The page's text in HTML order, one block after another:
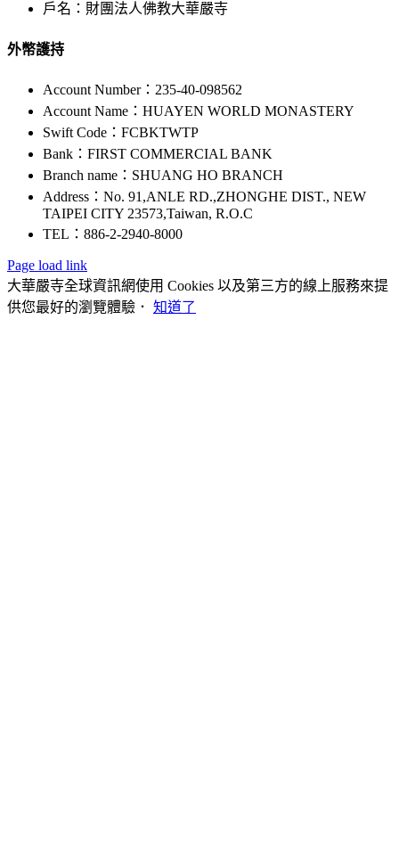
戶名：財團法人佛教大華嚴寺
外幣護持
Account Number：235-40-098562
Account Name：HUAYEN WORLD MONASTERY
Swift Code：FCBKTWTP
Bank：FIRST COMMERCIAL BANK
Branch name：SHUANG HO BRANCH
Address：No. 91,ANLE RD.,ZHONGHE DIST., NEW
TAIPEI CITY 23573,Taiwan, R.O.C
TEL：886-2-2940-8000
Page load link
大華嚴寺全球資訊網使用 Cookies 以及第三方的線上服務來提
供您最好的瀏覽體驗． 知道了